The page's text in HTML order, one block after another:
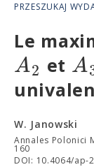
PRZESZUKAJ
Le
A2 et A
W. Janowski
Annales Polonici
160
DOI: 10.4064/ap-